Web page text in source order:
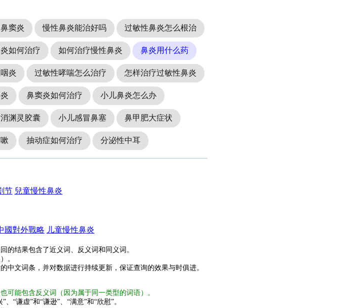
窦炎 慢性鼻炎能治好吗 过敏性鼻炎怎么根治
如何治疗 如何治疗慢性鼻炎 鼻炎用什么药
炎 过敏性哮喘怎么治疗 怎样治疗过敏性鼻炎
鼻窦炎如何治疗 小儿鼻炎怎么办
渊灵胶囊 小儿感冒鼻塞 鼻甲肥大症状
抽动症如何治疗 分泌性中耳
节 兒童慢性鼻炎
國對外戰略 儿童慢性鼻炎
的结果包含了近义词、反义词和同义词。
。
文词条，并对数据进行持续更新，保证查询的效果与时俱进。
可能包含反义词（因为属于同一类型的词语）。
“谦虚”和“谦逊”、“满意”和“欣慰”。